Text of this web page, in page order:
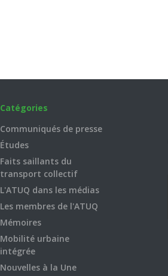
Catégories
Communiqués de presse
Études
Faits saillants du
transport collectif
L'ATUQ dans les médias
Les membres de l'ATUQ
Mémoires
Mobilité urbaine
intégrée
Nouvelles à la Une